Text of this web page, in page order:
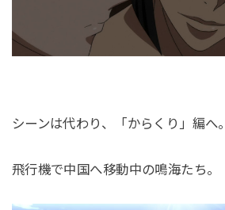
シーンは代わり、「からくり」編へ。
飛行機で中国へ移動中の鳴海たち。